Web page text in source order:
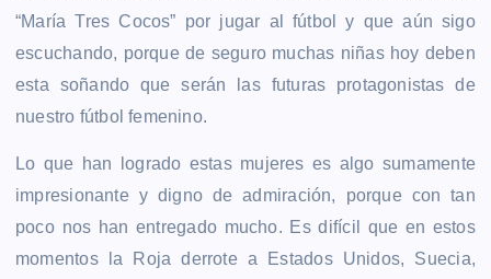
“María Tres Cocos” por jugar al fútbol y que aún sigo
escuchando, porque de seguro muchas niñas hoy deben
esta soñando que serán las futuras protagonistas de
nuestro fútbol femenino.
Lo que han logrado estas mujeres es algo sumamente
impresionante y digno de admiración, porque con tan
poco nos han entregado mucho. Es difícil que en estos
momentos la Roja derrote a Estados Unidos, Suecia,